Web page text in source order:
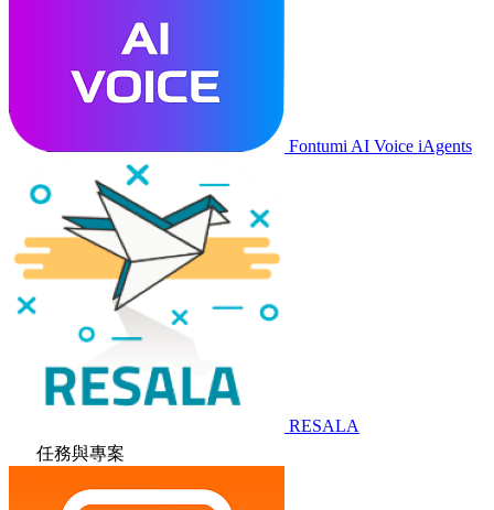
Fontumi AI Voice iAgents
RESALA
任務與專案